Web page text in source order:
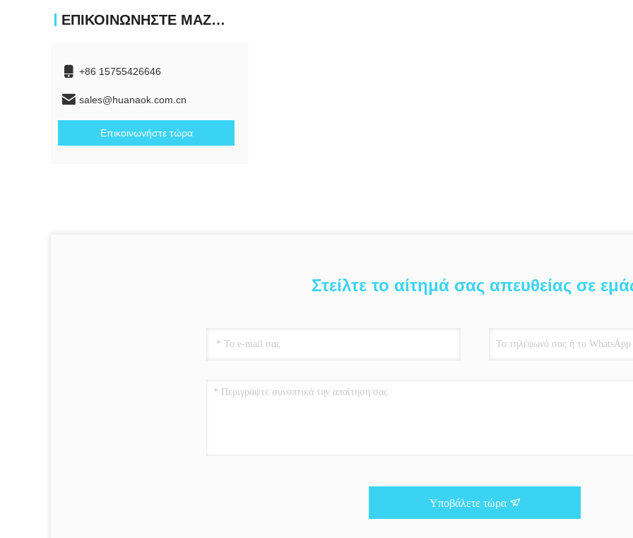
ΕΠΙΚΟΙΝΩΝΉΣΤΕ ΜΑΖΊ ΜΑΣ
+86 15755426646
sales@huanaok.com.cn
Επικοινωνήστε τώρα
Στείλτε το αίτημά σας απευθείας σε
Υποβάλετε τώρα